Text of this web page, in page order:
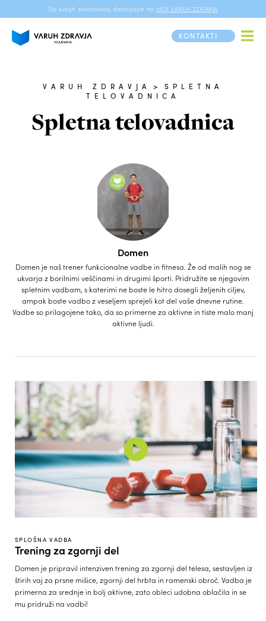
Do svojih zavarovanj dostopajte na MOJ VARUH ZDRAVJA
KONTAKTI
VARUH ZDRAVJA >
SPLETNA
TELOVADNICA
Spletna telovadnica
Domen
Domen je naš trener funkcionalne vadbe in fitnesa. Že od malih nog se
ukvarja z borilnimi veščinami in drugimi športi. Pridružite se njegovim
spletnim vadbam, s katerimi ne boste le hitro dosegli željenih ciljev,
ampak boste vadbo z veseljem sprejeli kot del vaše dnevne rutine.
Vadbe so prilagojene tako, da so primerne za aktivne in tiste malo manj
aktivne ljudi.
SPLOŠNA VADBA
Trening za zgornji del
Domen je pripravil intenziven trening za zgornji del telesa, sestavljen iz
štirih vaj za prsne mišice, zgornji del hrbta in ramenski obroč. Vadba je
primerna za srednje in bolj aktivne, zato obleci udobna oblačila in se
mu pridruži na vadbi!